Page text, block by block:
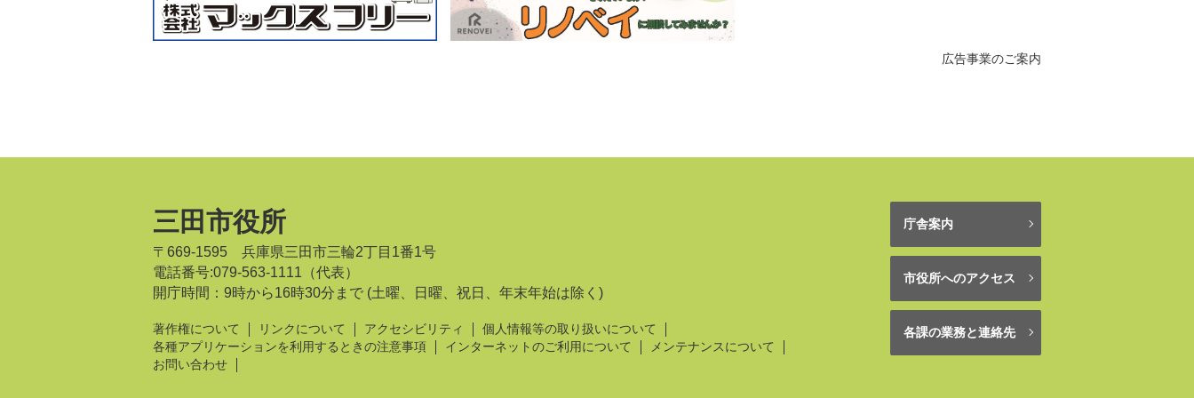
広告事業のご案内
三田市役所
〒669-1595 兵庫県三田市三輪2丁目1番1号
電話番号:079-563-1111（代表）
開庁時間：9時から16時30分まで (土曜、日曜、祝日、年末年始は除く)
著作権について リンクについて アクセシビリティ
個人情報等の取り扱いについて
各種アプリケーションを利用するときの注意事項
インターネットのご利用について
メンテナンスについて
お問い合わせ
庁舎案内
市役所へのアクセス
各課の業務と連絡先